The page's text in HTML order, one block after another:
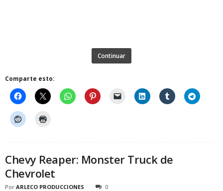
Continuar
Comparte esto:
Chevy Reaper: Monster Truck de
Chevrolet
Por ARLECO PRODUCCIONES 0